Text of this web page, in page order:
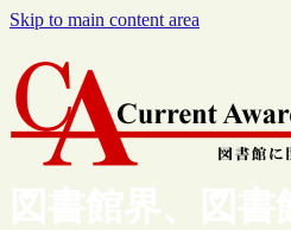
Skip to main content area
図書館界、図